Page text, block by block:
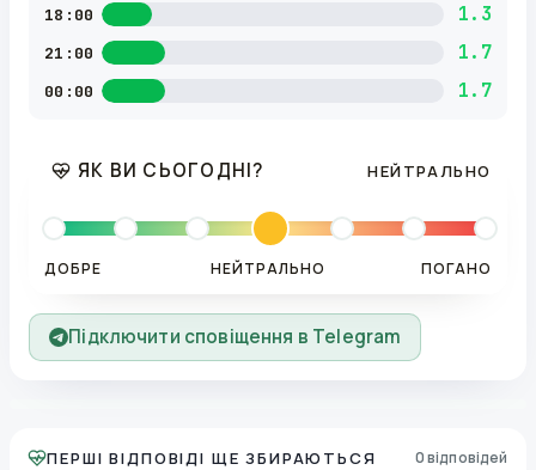
18:00 1.3
21:00 1.7
00:00 1.7
ЯК ВИ СЬОГОДНІ? НЕЙТРАЛЬНО
ДОБРЕ НЕЙТРАЛЬНО ПОГАНО
Підключити сповіщення в Telegram
ПЕРШІ ВІДПОВІДІ ЩЕ ЗБИРАЮТЬСЯ 0 відповідей